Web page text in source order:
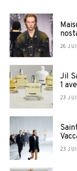
26
Jil
1
23
23